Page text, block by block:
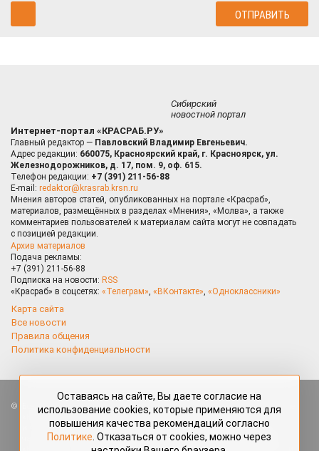
Сибирский
новостной портал
Интернет-портал «КРАСРАБ.РУ»
Главный редактор — Павловский Владимир Евгеньевич.
Адрес редакции: 660075, Красноярский край, г. Красноярск, ул.
Железнодорожников, д. 17, пом. 9, оф. 615.
Телефон редакции: +7 (391) 211-56-88
E-mail: redaktor@krasrab.krsn.ru
Мнения авторов статей, опубликованных на портале «Красраб»,
материалов, размещённых в разделах «Мнения», «Молва», а также
комментариев пользователей к материалам сайта могут не совпадать
с позицией редакции.
Архив материалов
Подача рекламы:
+7 (391) 211-56-88
Подписка на новости: RSS
«Красраб» в соцсетях: «Телеграм», «ВКонтакте», «Одноклассники»
Карта сайта
Все новости
Правила общения
Политика конфиденциальности
Все права защищены. Любые материалы, размещённые на портале
«Красраб.ру» сотрудниками редакции, нештатными авторами
и читателями, являются объектами авторского права. Полное или
частичное использование материалов, размещённых на портале
Оставаясь на сайте, Вы даете согласие на
использование cookies, которые применяются для
повышения качества рекомендаций согласно
Политике . Отказаться от cookies, можно через